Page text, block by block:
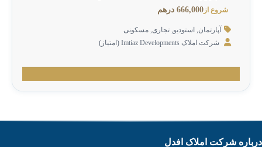
شروع از 666,000 درهم
آپارتمان,استودیو,تجاری ,مسکونی
شرکت املاک Imtiaz Developments (امتیاز)
شرکت املاک افدل